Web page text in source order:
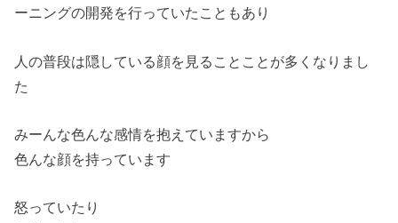
ーニングの開発を行っていたこともあり
人の普段は隠している顔を見ることことが多くなりまし
た
みーんな色んな感情を抱えていますから
色んな顔を持っています
怒っていたり